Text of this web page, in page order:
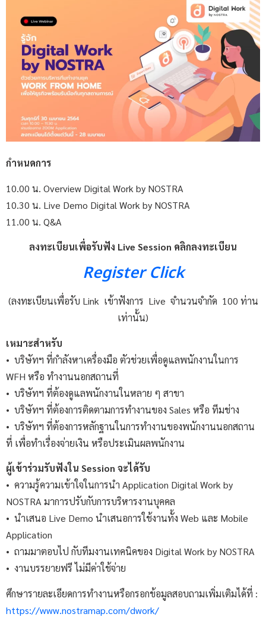
กำหนดการ
10.00 น. Overview Digital Work by NOSTRA
10.30 น. Live Demo Digital Work by NOSTRA
11.00 น. Q&A
ลงทะเบียนเพื่อรับฟัง Live Session คลิกลงทะเบียน
Register Click
(ลงทะเบียนเพื่อรับ Link เข้าฟังการ Live จำนวนจำกัด 100 ท่าน
เท่านั้น)
เหมาะสำหรับ
• บริษัทฯ ที่กำลังหาเครื่องมือ ตัวช่วยเพื่อดูแลพนักงานในการ
WFH หรือ ทำงานนอกสถานที่
• บริษัทฯ ที่ต้องดูแลพนักงานในหลาย ๆ สาขา
• บริษัทฯ ที่ต้องการติดตามการทำงานของ Sales หรือ ทีมช่าง
• บริษัทฯ ที่ต้องการหลักฐานในการทำงานของพนักงานนอกสถาน
ที่ เพื่อทำเรื่องจ่ายเงิน หรือประเมินผลพนักงาน
ผู้เข้าร่วมรับฟังใน Session จะได้รับ
• ความรู้ความเข้าใจในการนำ Application Digital Work by
NOSTRA มาการปรับกับการบริหารงานบุคคล
• นำเสนอ Live Demo นำเสนอการใช้งานทั้ง Web และ Mobile
Application
• ถามมาตอบไป กับทีมงานเทคนิคของ Digital Work by NOSTRA
• งานบรรยายฟรี ไม่มีค่าใช้จ่าย
ศึกษารายละเอียดการทำงานหรือกรอกข้อมูลสอบถามเพิ่มเติมได้ที่ :
https://www.nostramap.com/dwork/